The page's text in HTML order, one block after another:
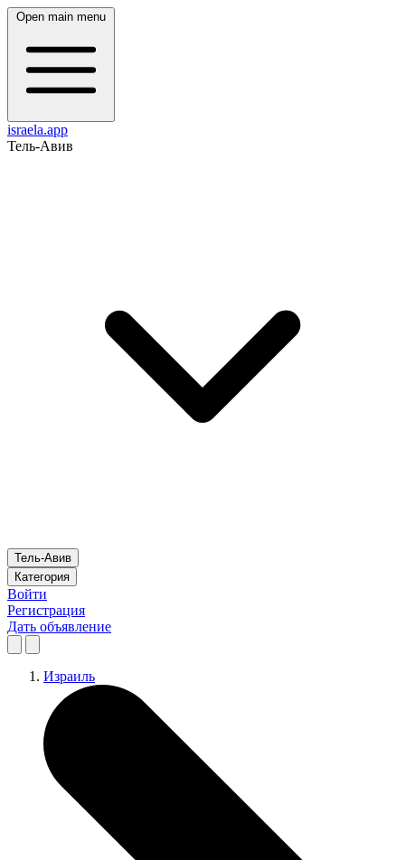
Open main menu
israela.app
Тель-Авив
Тель-Авив
Категория
Войти
Регистрация
Дать объявление
Израиль